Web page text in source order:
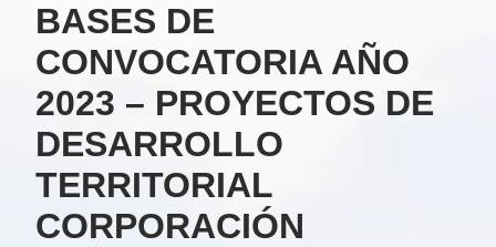
BASES DE
CONVOCATORIA AÑO
2023 – PROYECTOS DE
DESARROLLO
TERRITORIAL
CORPORACIÓN